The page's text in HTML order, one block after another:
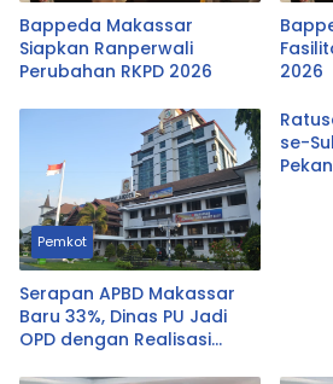
Bappeda Makassar
Siapkan Ranperwali
Perubahan RKPD 2026
2026
Pemkot
Serapan APBD Makassar
Baru 33%, Dinas PU Jadi
OPD dengan Realisasi
se-